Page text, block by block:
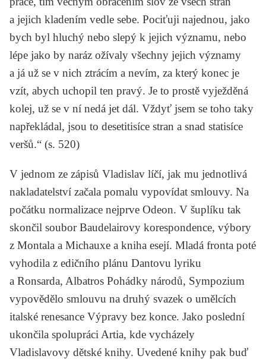
a jejich kladením vedle sebe. Pociťuji najednou, jako
bych byl hluchý nebo slepý k jejich významu, nebo
lépe jako by naráz ožívaly všechny jejich významy
a já už se v nich ztrácím a nevím, za který konec je
vzít, abych uchopil ten pravý. Je to prostě vyježděná
kolej, už se v ní nedá jet dál. Vždyť jsem se toho taky
napřekládal, jsou to desetitisíce stran a snad statisíce
veršů.“ (s. 520)
V jednom ze zápisů Vladislav líčí, jak mu jednotlivá
nakladatelství začala pomalu vypovídat smlouvy. Na
počátku normalizace nejprve Odeon. V šuplíku tak
skončil souborBaudelairovy korespondence, výbory
z Montala a Michauxe a kniha esejí. Mladá fronta poté
vyhodila z edičního plánu Dantovu lyriku
a Ronsarda, Albatros Pohádky národů, Sympozium
vypovědělo smlouvu na druhý svazek o umělcích
italské renesance Výpravy bez konce. Jako poslední
ukončila spolupráci Artia, kde vycházely
Vladislavovy dětské knihy. Uvedené knihy pak buď